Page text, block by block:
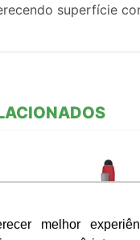
melhor
superfície